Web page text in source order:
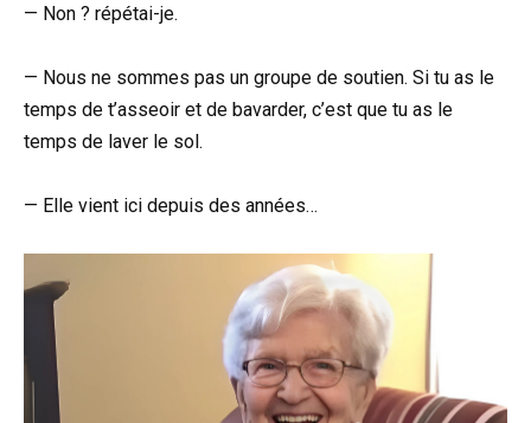
— Non ? répétai-je.
— Nous ne sommes pas un groupe de soutien. Si tu as le
temps de t’asseoir et de bavarder, c’est que tu as le
temps de laver le sol.
— Elle vient ici depuis des années…